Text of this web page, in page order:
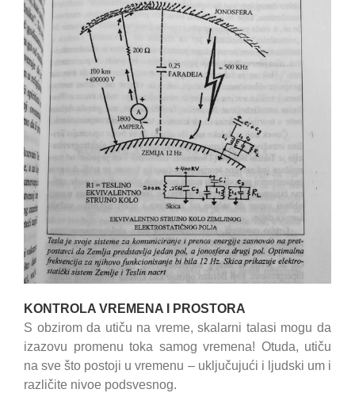
KONTROLA VREMENA I PROSTORA
S obzirom da utiču na vreme, skalarni talasi mogu da
izazovu promenu toka samog vremena! Otuda, utiču
na sve što postoji u vremenu – uključujući i ljudski um i
različite nivoe podsvesnog.